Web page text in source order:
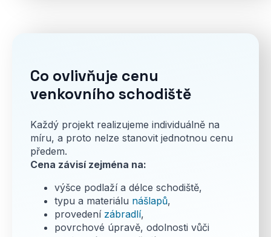
Co ovlivňuje cenu
venkovního schodiště
Každý projekt realizujeme individuálně na
míru, a proto nelze stanovit jednotnou cenu
předem.
Cena závisí zejména na:
výšce podlaží a délce schodiště,
typu a materiálu nášlapů,
provedení zábradlí,
povrchové úpravě, odolnosti vůči